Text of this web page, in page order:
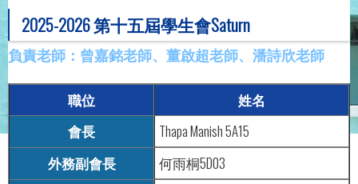
2025-2026 第十五屆學生會Saturn
負責老師：曾嘉銘老師、董啟超老師、潘詩欣老師
職位
姓名
會長
Thapa Manish 5A15
外務副會長
何雨桐5D03